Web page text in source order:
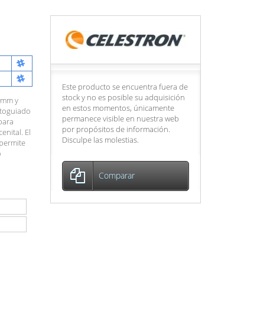
y
El
Este producto se encuentra fuera de
stock y no es posible su adquisición
en estos momentos, únicamente
permanece visible en nuestra web
por propósitos de información.
Disculpe las molestias.
Comparar